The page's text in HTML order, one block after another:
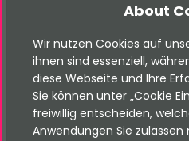
TYPO3 Immoscout
TYPO3 OpenImmo
About
Wir nutzen Cookies auf
ihnen sind essenziell,
diese Webseite und Ihre
Sie können unter „Cookie
freiwillig entscheiden,
Anwendungen Sie